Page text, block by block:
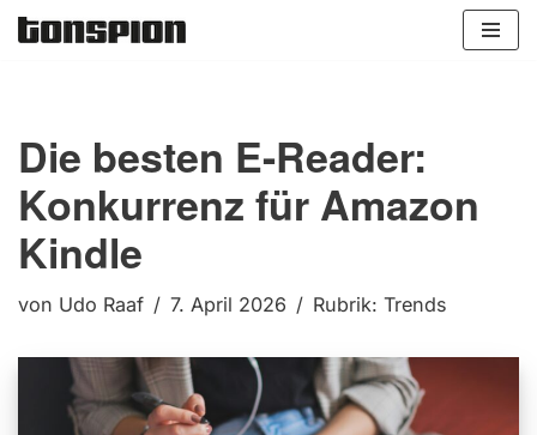
Die besten E-Reader:
Konkurrenz für Amazon
Kindle
von Udo Raaf 7. April 2026 Rubrik: Trends